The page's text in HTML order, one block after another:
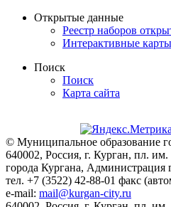
Открытые данные
Реестр наборов
Интерактивные карты
Поиск
Поиск
Карта сайта
© Муниципальное образование
640002, Россия, г. Курган, пл.
города Кургана, Администрация
тел. +7 (3522) 42-88-01 факс
e-mail: mail@kurgan-city.ru